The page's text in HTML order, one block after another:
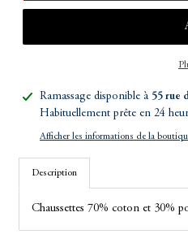
Ajout
produit
Ramassage disponible à 55 rue
Habituellement prête en 24
Afficher les informations de la
Description
Chaussettes 70% coton et 30%